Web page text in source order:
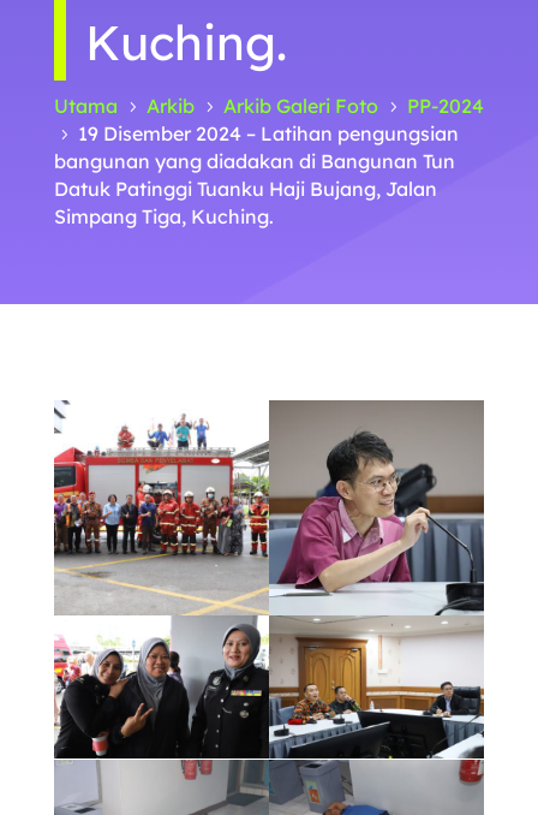
Kuching.
Utama 5 Arkib 5 Arkib Galeri Foto 5 PP-2024
5
19 Disember 2024 – Latihan pengungsian
bangunan yang diadakan di Bangunan Tun
Datuk Patinggi Tuanku Haji Bujang, Jalan
Simpang Tiga, Kuching.